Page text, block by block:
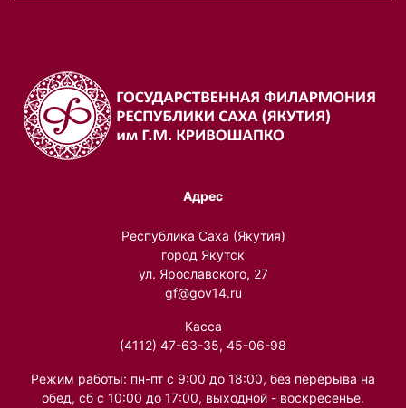
Адрес
Республика Саха (Якутия)
город Якутск
ул. Ярославского, 27
gf@gov14.ru
Касса
(4112) 47-63-35, 45-06-98
Режим работы: пн-пт с 9:00 до 18:00, без перерыва на
обед, сб с 10:00 до 17:00, выходной - воскресенье.